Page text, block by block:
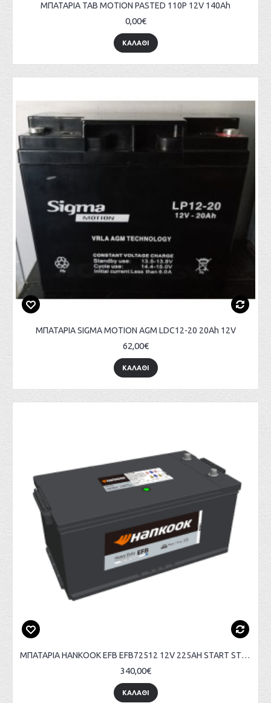
ΜΠΑΤΑΡΙΑ TAB MOTION PASTED 110P 12V 140Ah
0,00€
ΚΑΛΑΘΙ
ΜΠΑΤΑΡΙΑ SIGMA MOTION AGM LDC12-20 20Ah 12V
62,00€
ΚΑΛΑΘΙ
ΜΠΑΤΑΡΙΑ HANKOOK EFB EFB72512 12V 225AH START STOP
340,00€
ΚΑΛΑΘΙ